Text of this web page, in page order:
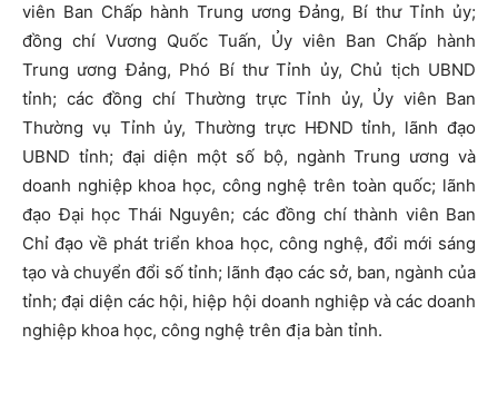
viên Ban Chấp hành Trung ương Đảng, Bí thư Tỉnh ủy;
đồng chí Vương Quốc Tuấn, Ủy viên Ban Chấp hành
Trung ương Đảng, Phó Bí thư Tỉnh ủy, Chủ tịch UBND
tỉnh; các đồng chí Thường trực Tỉnh ủy, Ủy viên Ban
Thường vụ Tỉnh ủy, Thường trực HĐND tỉnh, lãnh đạo
UBND tỉnh; đại diện một số bộ, ngành Trung ương và
doanh nghiệp khoa học, công nghệ trên toàn quốc; lãnh
đạo Đại học Thái Nguyên; các đồng chí thành viên Ban
Chỉ đạo về phát triển khoa học, công nghệ, đổi mới sáng
tạo và chuyển đổi số tỉnh; lãnh đạo các sở, ban, ngành của
tỉnh; đại diện các hội, hiệp hội doanh nghiệp và các doanh
nghiệp khoa học, công nghệ trên địa bàn tỉnh.